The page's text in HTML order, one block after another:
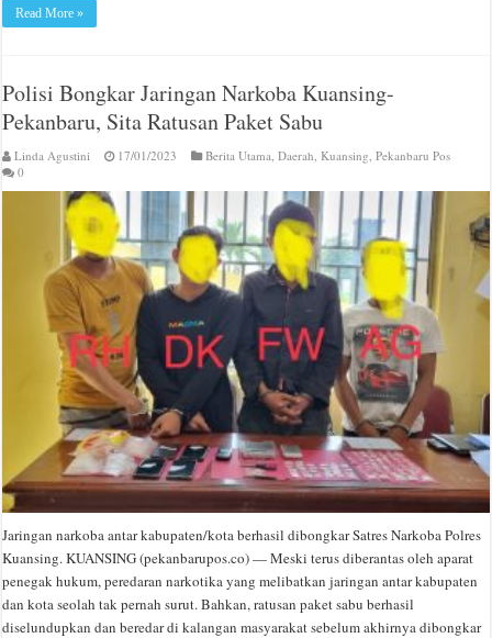
Read More »
Polisi Bongkar Jaringan Narkoba Kuansing-
Pekanbaru, Sita Ratusan Paket Sabu
Linda Agustini 17/01/2023 Berita Utama ,Daerah Kuansing ,Pekanbaru Pos
0
Jaringan narkoba antar kabupaten/kota berhasil dibongkar Satres Narkoba Polres
Kuansing. KUANSING (pekanbarupos.co) — Meski terus diberantas oleh aparat
penegak hukum, peredaran narkotika yang melibatkan jaringan antar kabupaten
dan kota seolah tak pernah surut. Bahkan, ratusan paket sabu berhasil
diselundupkan dan beredar di kalangan masyarakat sebelum akhirnya dibongkar